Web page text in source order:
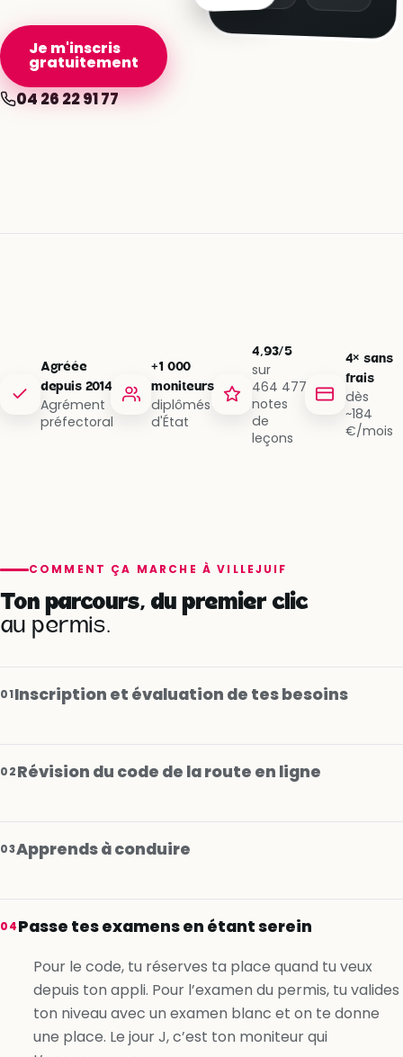
Je m'inscris
gratuitement
04 26 22 91 77
Agréée
depuis 2014
Agrément
préfectoral
+1 000
moniteurs
diplômés
d'État
4,93/5
sur
464 477
notes
de
leçons
4× sans
frais
dès
~184
€/mois
COMMENT ÇA MARCHE À VILLEJUIF
Ton parcours, du premier clic
au permis.
01Inscription et évaluation de tes besoins
02Révision du code de la route en ligne
03Apprends à conduire
Je m’inscris gratuitement
04Passe tes examens en étant serein
Pour le code, tu réserves ta place quand tu veux
depuis ton appli. Pour l’examen du permis, tu valides
ton niveau avec un examen blanc et on te donne
une place. Le jour J, c’est ton moniteur qui